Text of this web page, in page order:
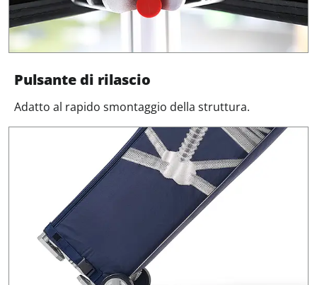
Pulsante di rilascio
Adatto al rapido smontaggio della struttura.